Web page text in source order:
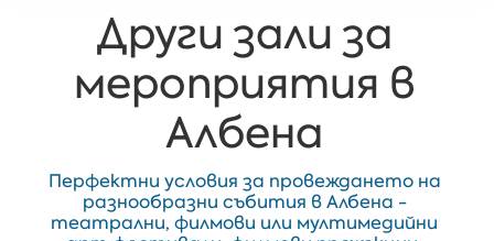
Други зали за
мероприятия в
Албена
Перфектни условия за провеждането на
разнообразни събития в Албена -
театрални, филмови или мултимедийни